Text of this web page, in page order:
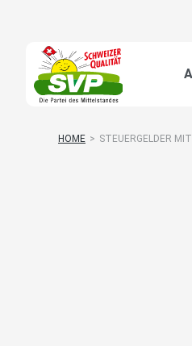
HOME > STEUERGELDER